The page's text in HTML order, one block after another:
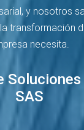
y nosotros
transformación
necesita.
SAS